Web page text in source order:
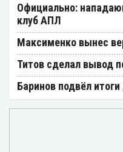
Официально:
клуб АПЛ
Максименко вынес
Титов сделал вывод
Баринов подвёл